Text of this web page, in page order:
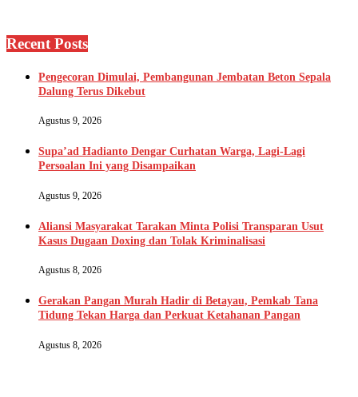
Recent Posts
Pengecoran Dimulai, Pembangunan Jembatan Beton Sepala
Dalung Terus Dikebut
Agustus 9, 2026
Supa’ad Hadianto Dengar Curhatan Warga, Lagi-Lagi
Persoalan Ini yang Disampaikan
Agustus 9, 2026
Aliansi Masyarakat Tarakan Minta Polisi Transparan Usut
Kasus Dugaan Doxing dan Tolak Kriminalisasi
Agustus 8, 2026
Gerakan Pangan Murah Hadir di Betayau, Pemkab Tana
Tidung Tekan Harga dan Perkuat Ketahanan Pangan
Agustus 8, 2026